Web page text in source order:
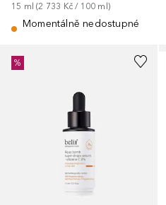
15 ml (2 733 Kč / 100 ml)
Momentálně nedostupné
%